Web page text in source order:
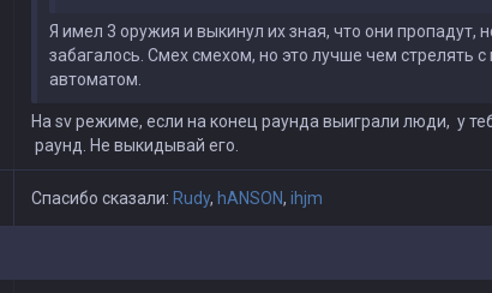
Я имел 3 оружия и выкинул их зная, что они пропадут,
забагалось. Смех смехом, но это лучше чем стрелять
автоматом.
На sv режиме, если на конец раунда выиграли люди, у
раунд. Не выкидывай его.
Спасибо сказали: Rudy, hАNSON, ihjm